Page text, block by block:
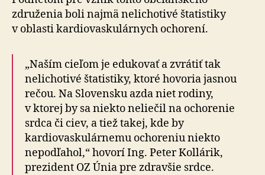
združenia boli najmä nelichotivé štatistiky
v oblasti kardiovaskulárnych ochorení.
„Naším cieľom je edukovať a zvrátiť tak
nelichotivé štatistiky, ktoré hovoria jasnou
rečou. Na Slovensku azda niet rodiny,
v ktorej by sa niekto neliečil na ochorenie
srdca či ciev, a tiež takej, kde by
kardiovaskulárnemu ochoreniu niekto
nepodľahol,“ hovorí Ing. Peter Kollárik,
prezident OZ Únia pre zdravšie srdce.